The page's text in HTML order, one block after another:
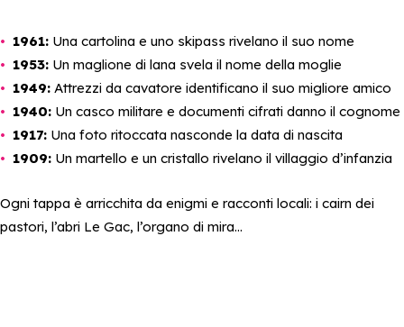
1961: Una cartolina e uno skipass rivelano il suo nome
1953: Un maglione di lana svela il nome della moglie
1949: Attrezzi da cavatore identificano il suo migliore amico
1940: Un casco militare e documenti cifrati danno il cognome
1917: Una foto ritoccata nasconde la data di nascita
1909: Un martello e un cristallo rivelano il villaggio d’infanzia
Ogni tappa è arricchita da enigmi e racconti locali: i cairn dei
pastori, l’abri Le Gac, l’organo di mira…